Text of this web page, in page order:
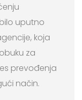
uputno
koja
za
prevođenja
način.